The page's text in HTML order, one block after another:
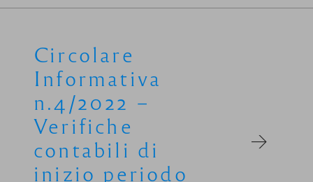
Circolare
Informativa
n.4/2022 –
Verifiche
contabili di
inizio periodo